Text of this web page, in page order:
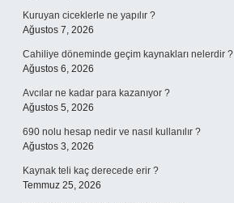
Kuruyan ciceklerle ne yapılır ?
Ağustos 7, 2026
Cahiliye döneminde geçim kaynakları nelerdir ?
Ağustos 6, 2026
Avcılar ne kadar para kazanıyor ?
Ağustos 5, 2026
690 nolu hesap nedir ve nasıl kullanılır ?
Ağustos 3, 2026
Kaynak teli kaç derecede erir ?
Temmuz 25, 2026